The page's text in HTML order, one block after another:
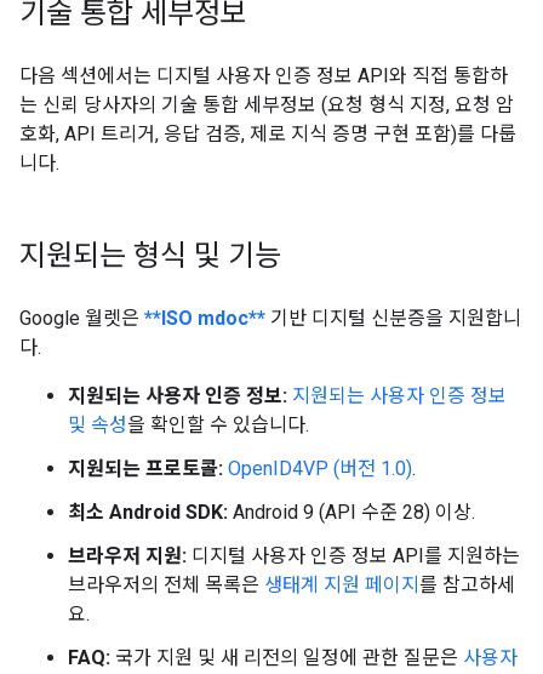
기술 통합 세부정보
다음 섹션에서는 디지털 사용자 인증 정보 API와 직접 통합하
는 신뢰 당사자의 기술 통합 세부정보 (요청 형식 지정, 요청 암
호화, API 트리거, 응답 검증, 제로 지식 증명 구현 포함)를 다룹
니다.
지원되는 형식 및 기능
Google 월렛은 **ISO mdoc** 기반 디지털 신분증을 지원합니
다.
지원되는 사용자 인증 정보: 지원되는 사용자 인증 정보
및 속성을 확인할 수 있습니다.
지원되는 프로토콜: OpenID4VP (버전 1.0).
최소 Android SDK: Android 9 (API 수준 28) 이상.
브라우저 지원: 디지털 사용자 인증 정보 API를 지원하는
브라우저의 전체 목록은 생태계 지원 페이지 를 참고하세
요.
FAQ: 국가 지원 및 새 리전의 일정에 관한 질문은 사용자